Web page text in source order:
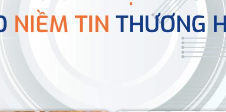
NIỀM TIN THƯƠNG